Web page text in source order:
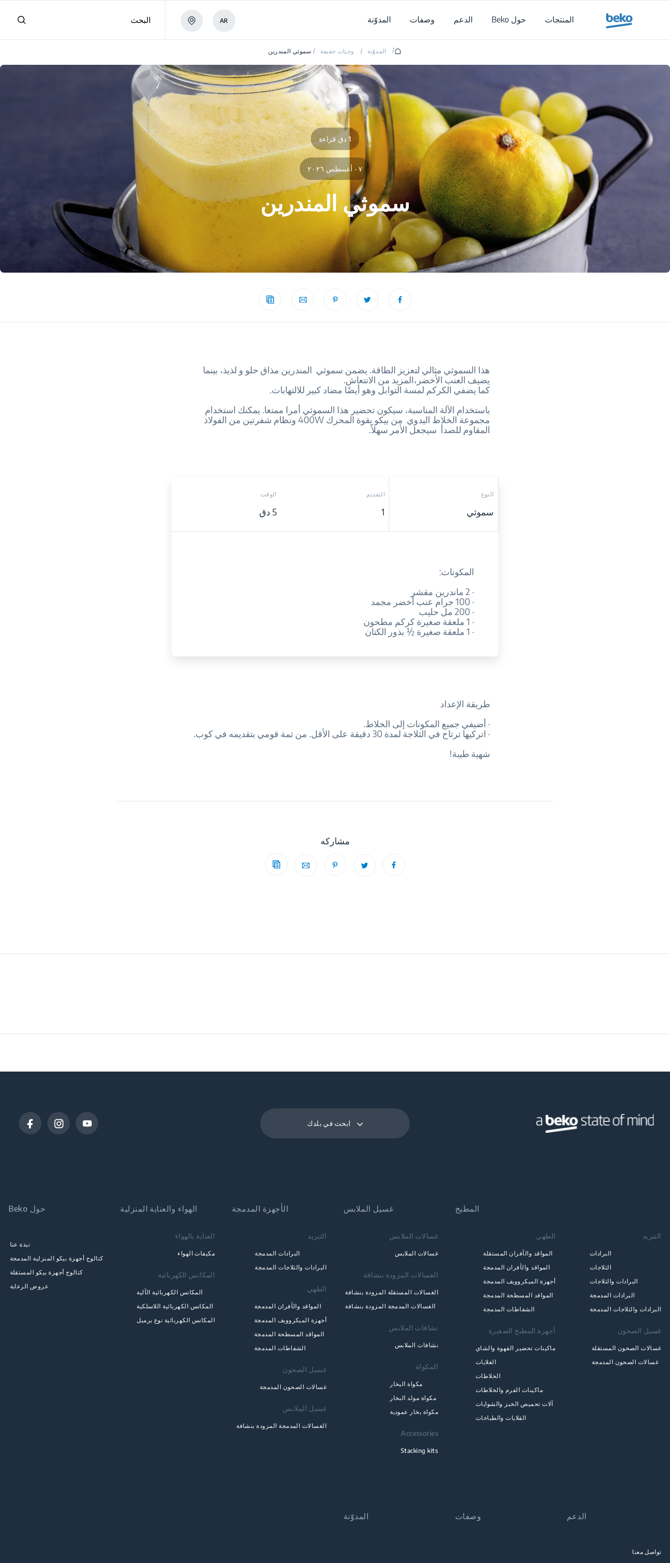
المنتجات
حول Beko الدعم وصفات المدوّنة AR البحث
/ المدوّنة / وجبات خفيفة / سموثي المندرين
1 دق قراءة
٠٧ أغسطس ٢٠٢٦
سموثي المندرين
هذا السموثي مثالي لتعزيز الطاقة. يضمن سموثي المندرين مذاق حلو و لذيذ، بينما
يضيف العنب الأخضر،المزيد من الانتعاش.
كما يضفي الكركم لمسة التوابل وهو أيضًا مضاد كبير للالتهابات.
باستخدام الآلة المناسبة، سيكون تحضير هذا السموثي أمرا ممتعا. يمكنك استخدام
مجموعة الخلاط اليدوي من بيكو بقوة المحرك 400W ونظام شفرتين من الفولاذ
المقاوم للصدأ سيجعل الأمر سهلاً.
النوع
سموثي
التقديم
1
الوقت
5 دق
المكونات:
· 2 ماندرين مقشر
· 100 جرام عنب أخضر مجمد
· 200 مل حليب
· 1 ملعقة صغيرة كركم مطحون
· 1 ملعقة صغيرة ½ بذور الكتان
طريقة الإعداد
· أضيفي جميع المكونات إلى الخلاط.
· اتركيها ترتاح في الثلاجة لمدة 30 دقيقة على الأقل. من ثمة قومي بتقديمه في كوب.
شهية طيبة!
مشاركه
ابحث في بلدك
المطبخ
التبريد
البرادات
الثلاجات
البرادات والثلاجات
البرادات المدمجة
البرادات والثلاجات المدمجة
الطهي
المواقد والأفران المستقلة
المواقد والأفران المدمجة
أجهزة الميكروويف المدمجة
المواقد المسطحة المدمجة
الشفاطات المدمجة
غسيل الصحون
غسالات الصحون المستقلة
غسالات الصحون المدمجة
أجهزة المطبخ الصغيرة
ماكينات تحضير القهوة والشاي
الغلايات
الخلاطات
ماكينات الفرم والخلاطات
آلات تحميص الخبز والشوايات
القلايات والطباخات
غسيل الملابس
غسالات الملابس
غسالات الملابس
الغسالات المزودة بنشافة
الغسالات المستقلة المزودة بنشافة
الغسالات المدمجة المزودة بنشافة
نشافات الملابس
نشافات الملابس
المكواة
مكواة البخار
مكواة مولد البخار
مكواة بخار عمودية
Accessories
Stacking kits
الأجهزة المدمجة
التبريد
البرادات المدمجة
البرادات والثلاجات المدمجة
الطهي
المواقد والأفران المدمجة
أجهزة الميكروويف المدمجة
المواقد المسطحة المدمجة
الشفاطات المدمجة
غسيل الصحون
غسالات الصحون المدمجة
غسيل الملابس
الغسالات المدمجة المزودة بنشافة
الهواء والعناية المنزلية
العناية بالهواء
مكيفات الهواء
المكانس الكهربائية
المكانس الكهربائية الآلية
المكانس الكهربائية اللاسلكية
المكانس الكهربائية نوع برميل
حول Beko
نبذة عنا
كتالوج أجهزة بيكو المنزلية المدمجة
كتالوج أجهزة بيكو المستقلة
عروض الرعاية
الدعم
تواصل معنا
وصفات المدوّنة